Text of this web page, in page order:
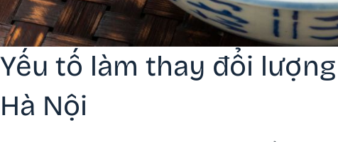
Yếu tố làm thay đổi
Hà Nội